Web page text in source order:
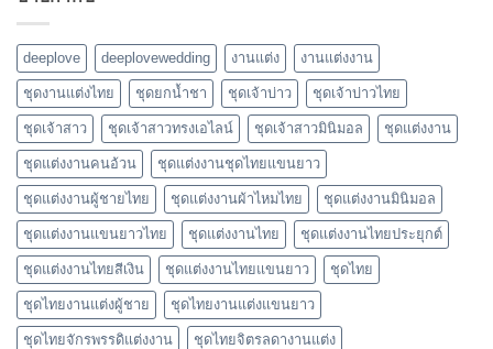
deeplove deeplovewedding งานแต่ง งานแต่งงาน
ชุดงานแต่งไทย ชุดยกน้ำชา ชุดเจ้าบ่าว ชุดเจ้าบ่าวไทย
ชุดเจ้าสาว ชุดเจ้าสาวทรงเอไลน์ ชุดเจ้าสาวมินิมอล ชุดแต่งงาน
ชุดแต่งงานคนอ้วน ชุดแต่งงานชุดไทยแขนยาว
ชุดแต่งงานผู้ชายไทย ชุดแต่งงานผ้าไหมไทย ชุดแต่งงานมินิมอล
ชุดแต่งงานแขนยาวไทย ชุดแต่งงานไทย ชุดแต่งงานไทยประยุกต์
ชุดแต่งงานไทยสีเงิน ชุดแต่งงานไทยแขนยาว ชุดไทย
ชุดไทยงานแต่งผู้ชาย ชุดไทยงานแต่งแขนยาว
ชุดไทยจักรพรรดิแต่งงาน ชุดไทยจิตรลดางานแต่ง